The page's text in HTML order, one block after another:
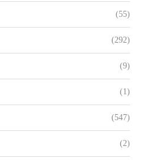
(55)
(292)
(9)
(1)
(547)
(2)